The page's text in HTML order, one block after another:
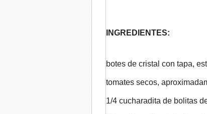
INGREDIENTES:
botes de cristal con tapa,
tomates secos,
1/4 cucharadita de bolitas